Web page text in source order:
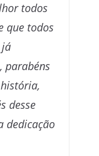
todos
que todos
parabéns
desse
dedicação